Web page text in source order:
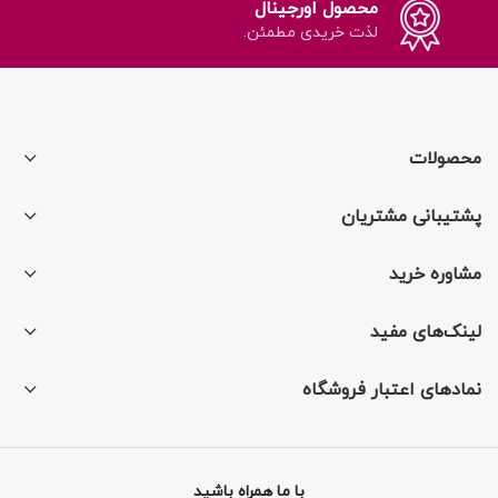
محصول اورجینال
لذت خریدی مطمئن.
محصولات
پشتیبانی مشتریان
مشاوره خرید
لینک‌های مفید
نمادهای اعتبار فروشگاه
با ما همراه باشید